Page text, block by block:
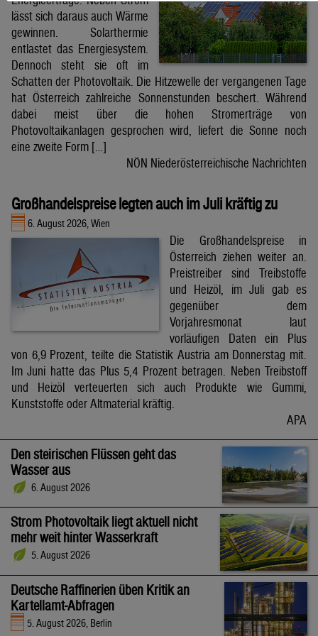
lässt sich daraus auch Wärme
gewinnen. Solarthermie
entlastet das Energiesystem.
Dennoch steht sie oft im
Schatten der Photovoltaik. Die Hitzewelle der vergangenen Tage
hat Österreich zahlreiche Sonnenstunden beschert. Während
dabei meist über die hohen Stromerträge von
Photovoltaikanlagen gesprochen wird, liefert die Sonne noch
eine zweite Form […]
NÖN Niederösterreichische Nachrichten
Großhandelspreise legten auch im Juli kräftig zu
6. August 2026, Wien
Die Großhandelspreise in
Österreich ziehen weiter an.
Preistreiber sind Treibstoffe
und Heizöl, im Juli gab es
gegenüber dem
Vorjahresmonat laut
vorläufigen Daten ein Plus
von 6,9 Prozent, teilte die Statistik Austria am Donnerstag mit.
Im Juni hatte das Plus 5,4 Prozent betragen. Neben Treibstoff
und Heizöl verteuerten sich auch Produkte wie Gummi,
Kunststoffe oder Altmaterial kräftig.
APA
Den steirischen Flüssen geht das
Wasser aus
6. August 2026
Strom Photovoltaik liegt aktuell nicht
mehr weit hinter Wasserkraft
5. August 2026
Deutsche Raffinerien üben Kritik an
Kartellamt-Abfragen
5. August 2026, Berlin